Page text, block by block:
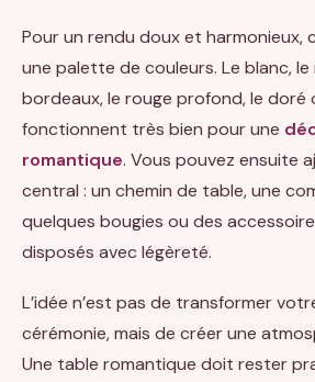
Pour un rendu doux et harmonieux,
une palette de couleurs. Le blanc,
bordeaux, le rouge profond, le doré
fonctionnent très bien pour une
romantique. Vous pouvez ensuite
central : un chemin de table, une
quelques bougies ou des
disposés avec légèreté.
L’idée n’est pas de transformer
cérémonie, mais de créer une
Une table romantique doit rester